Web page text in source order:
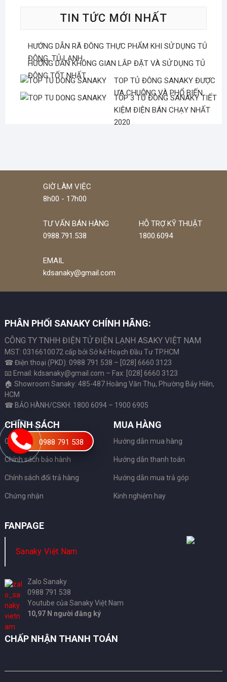
TIN TỨC MỚI NHẤT
HƯỚNG DẪN RÃ ĐÔNG THỰC PHẨM KHI SỬ DỤNG TỦ
ĐÔNG, TỦ LẠNH
HƯỚNG DẪN KHÔNG GIAN LẮP ĐẶT VÀ SỬ DỤNG TỦ
ĐÔNG TỐT NHẤT
TOP TỦ ĐÔNG SANAKY ĐƯỢC
ƯA CHUỘNG VÀ PHỔ BIẾN
TOP 3 TỦ ĐÔNG SANAKY TIẾT
KIỆM ĐIỆN BÁN CHẠY NHẤT
2020
GIỜ LÀM VIỆC
8h00 - 17h00
TƯ VẤN BÁN HÀNG
0988.791.538
HỖ TRỢ KỸ THUẬT
1800.6094
EMAIL
kdsanaky@gmail.com
PHÂN PHỐI SANAKY CHÍNH HÃNG:
CÔNG TY TNHH ĐIỆN TỬ ĐIỆN LẠNH ASAKY VIỆT NAM
MST: 0316610072 cấp bởi Sở kế Hoạch Đầu Tư TP.HCM
☎ Điện thoại (PKD): 0988 791 538 – [028] 6660 3123
📧 Email: kdsanaky@gmail.com – Fax: [028] 6660 3123
🏠 Showroom Sanaky: 485-487 Hoàng Văn Thụ, Phường Bảy Hiền,
HCM
☎ BẢO HÀNH/CSKH: 1800 6094 – 1900 6905
CHÍNH SÁCH
Chính sách bảo mật
Chính sách bảo hành
Chính sách đổi trả hàng
Chứng nhận
MUA HÀNG
Hướng dẫn mua hàng
Hướng dẫn thanh toán
Hướng dẫn mua trả góp
Kinh nghiệm hay
FANPAGE
Sanaky Việt Nam
Zalo Sanaky
0988 791 538
Youtube của Sanaky Việt Nam
10,97 N người đăng ký
CHẤP NHẬN THANH TOÁN
0988 791 538